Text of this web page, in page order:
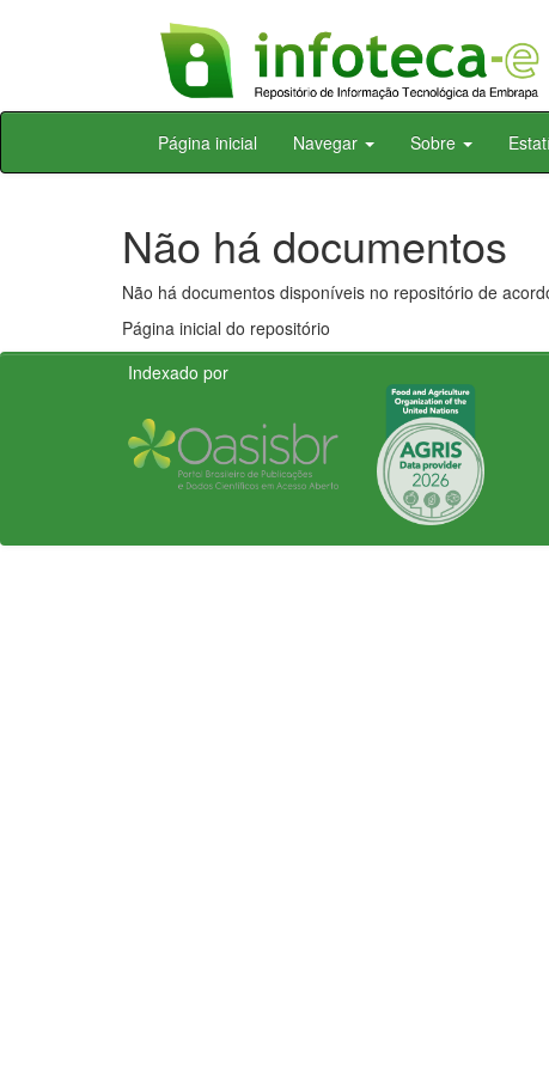
Skip
Página inicial Navegar Sobre
Não há documentos
Não há documentos disponíveis no repositório de
Página inicial do repositório
Indexado por